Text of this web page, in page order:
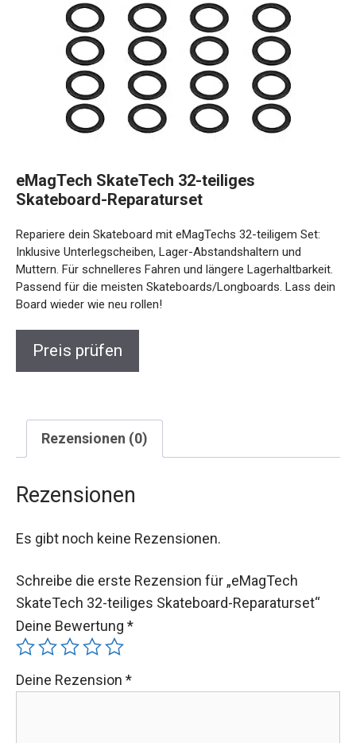
eMagTech SkateTech 32-teiliges
Skateboard-Reparaturset
Repariere dein Skateboard mit eMagTechs 32-teiligem Set:
Inklusive Unterlegscheiben, Lager-Abstandshaltern und
Muttern. Für schnelleres Fahren und längere Lagerhaltbarkeit.
Passend für die meisten Skateboards/Longboards. Lass dein
Board wieder wie neu rollen!
Preis prüfen
Rezensionen (0)
Rezensionen
Es gibt noch keine Rezensionen.
Schreibe die erste Rezension für „eMagTech
SkateTech 32-teiliges Skateboard-Reparaturset“
Deine Bewertung *
Deine Rezension *